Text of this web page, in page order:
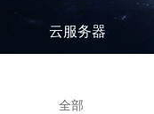
云服务器
全部